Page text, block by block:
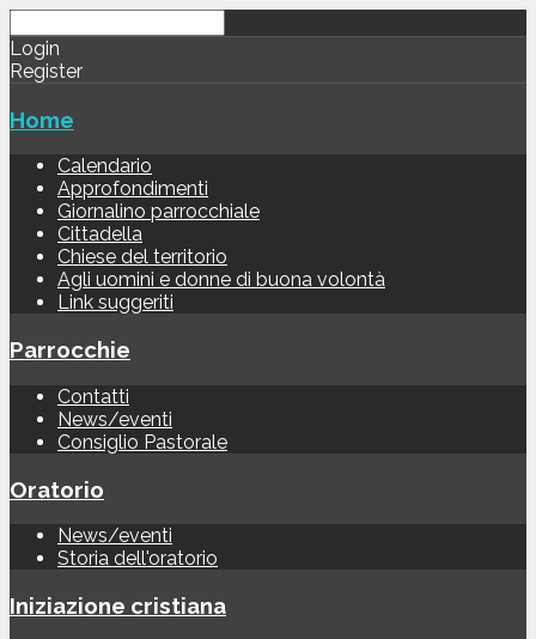
Login
Register
Home
Calendario
Approfondimenti
Giornalino parrocchiale
Cittadella
Chiese del territorio
Agli uomini e donne di buona volontà
Link suggeriti
Parrocchie
Contatti
News/eventi
Consiglio Pastorale
Oratorio
News/eventi
Storia dell'oratorio
Iniziazione cristiana